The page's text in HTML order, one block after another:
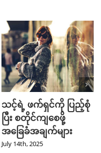
သင့်ရဲ့ ဖက်ရှင်ကို ပြည့်စုံ
ပြီး စတိုင်ကျစေဖို့
အခြေခံအချက်များ
July 14th, 2025